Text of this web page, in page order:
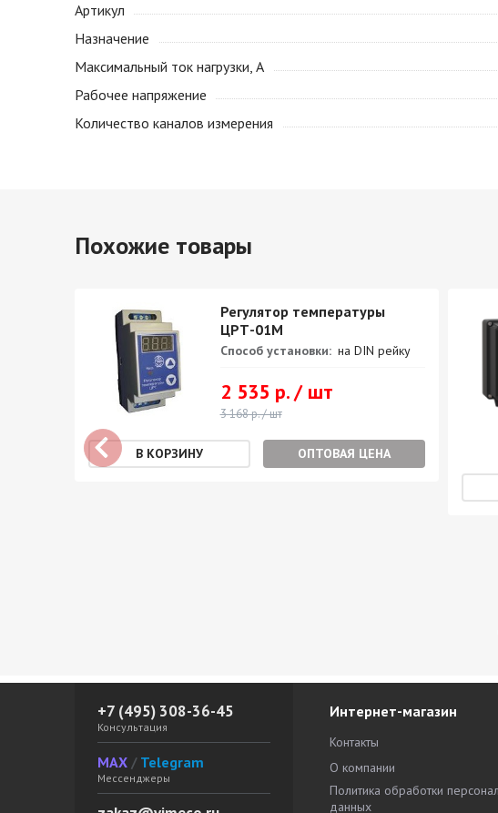
Артикул
Назначение
Максимальный ток нагрузки, А
Рабочее напряжение
Количество каналов измерения
Похожие товары
Регулятор температуры
ЦРТ-01М
Способ установки: на DIN рейку
2 535 р. / шт
3 168 р. / шт
ОПТОВАЯ ЦЕНА
+7 (495) 308-36-45
Консультация
MAX / Telegram
Мессенджеры
Интернет-магазин
Контакты
О компании
Политика обработки
данных